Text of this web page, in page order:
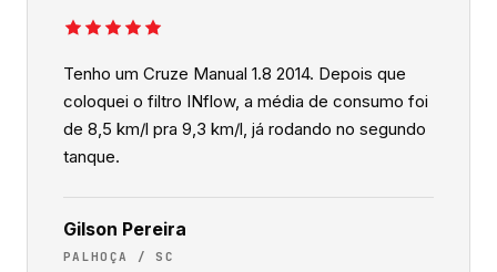
Tenho um Cruze Manual 1.8 2014. Depois que
coloquei o filtro INflow, a média de consumo foi
de 8,5 km/l pra 9,3 km/l, já rodando no segundo
tanque.
Gilson Pereira
PALHOÇA / SC